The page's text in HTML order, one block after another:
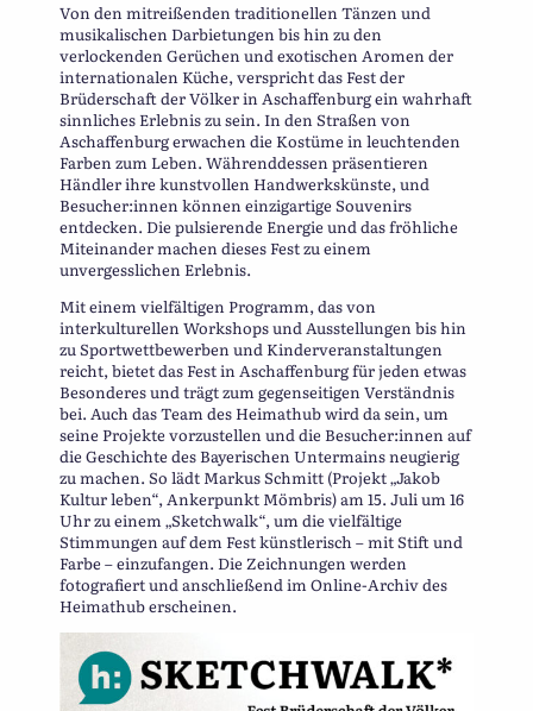
Von den mitreißenden traditionellen Tänzen und
musikalischen Darbietungen bis hin zu den
verlockenden Gerüchen und exotischen Aromen der
internationalen Küche, verspricht das Fest der
Brüderschaft der Völker in Aschaffenburg ein wahrhaft
sinnliches Erlebnis zu sein. In den Straßen von
Aschaffenburg erwachen die Kostüme in leuchtenden
Farben zum Leben. Währenddessen präsentieren
Händler ihre kunstvollen Handwerkskünste, und
Besucher:innen können einzigartige Souvenirs
entdecken. Die pulsierende Energie und das fröhliche
Miteinander machen dieses Fest zu einem
unvergesslichen Erlebnis.
Mit einem vielfältigen Programm, das von
interkulturellen Workshops und Ausstellungen bis hin
zu Sportwettbewerben und Kinderveranstaltungen
reicht, bietet das Fest in Aschaffenburg für jeden etwas
Besonderes und trägt zum gegenseitigen Verständnis
bei. Auch das Team des Heimathub wird da sein, um
seine Projekte vorzustellen und die Besucher:innen auf
die Geschichte des Bayerischen Untermains neugierig
zu machen. So lädt Markus Schmitt (Projekt „Jakob
Kultur leben“, Ankerpunkt Mömbris) am 15. Juli um 16
Uhr zu einem „Sketchwalk“, um die vielfältige
Stimmungen auf dem Fest künstlerisch – mit Stift und
Farbe – einzufangen. Die Zeichnungen werden
fotografiert und anschließend im Online-Archiv des
Heimathub erscheinen.